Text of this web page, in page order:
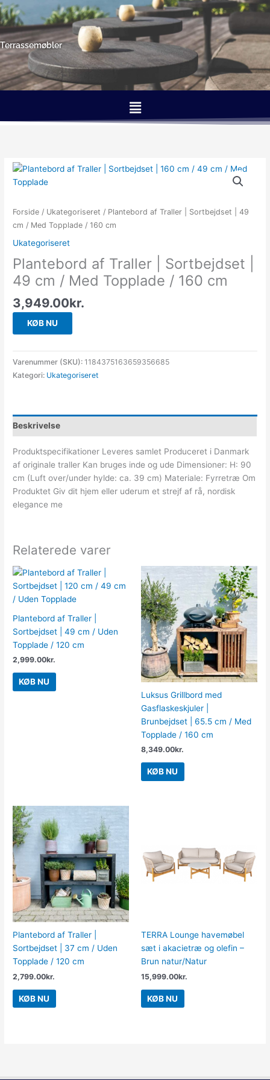
Gå
til
indholdet
Terrassemøbler
Menu
Forside / Ukategoriseret / Plantebord af Traller | Sortbejdset | 49
cm / Med Topplade / 160 cm
Ukategoriseret
Plantebord af Traller | Sortbejdset |
49 cm / Med Topplade / 160 cm
3,949.00kr.
KØB NU
Varenummer (SKU): 1184375163659356685
Kategori: Ukategoriseret
Beskrivelse
Produktspecifikationer Leveres samlet Produceret i Danmark
af originale traller Kan bruges inde og ude Dimensioner: H: 90
cm (Luft over/under hylde: ca. 39 cm) Materiale: Fyrretræ Om
Produktet Giv dit hjem eller uderum et strejf af rå, nordisk
elegance me
Relaterede varer
Plantebord af Traller |
Sortbejdset | 49 cm / Uden
Topplade / 120 cm
2,999.00kr.
KØB NU
Luksus Grillbord med
Gasflaskeskjuler |
Brunbejdset | 65.5 cm / Med
Topplade / 160 cm
8,349.00kr.
KØB NU
Plantebord af Traller |
Sortbejdset | 37 cm / Uden
Topplade / 120 cm
2,799.00kr.
KØB NU
TERRA Lounge havemøbel
sæt i akacietræ og olefin –
Brun natur/Natur
15,999.00kr.
KØB NU